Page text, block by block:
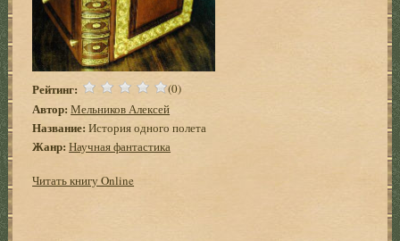
Рейтинг: (0)
Автор: Мельников Алексей
Название: История одного полета
Жанр: Научная фантастика
Читать книгу Online